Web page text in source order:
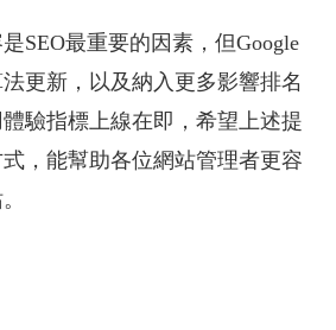
SEO最重要的因素，但Google
更新，以及納入更多影響排名
驗指標上線在即，希望上述提
，能幫助各位網站管理者更容